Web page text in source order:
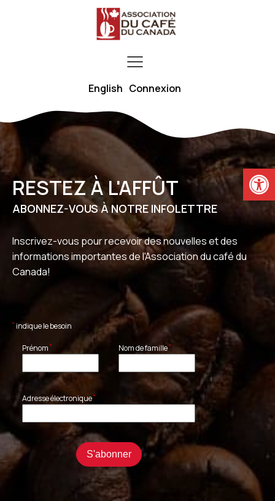
Ouvrir
English Connexion
RESTEZ À L'AFFÛT
ABONNEZ-VOUS À NOTRE INFOLETTRE
Inscrivez-vous pour recevoir des nouvelles et des
informations importantes de l'Association du café du
Canada!
* indique le besoin
Prénom * Nom de famille*
Adresse électronique*